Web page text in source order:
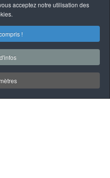
acceptez notre utilisation des
!